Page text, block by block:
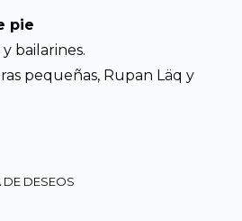
precio
pie
bailarines.
pequeñas, Rupan Läq y
DE DESEOS